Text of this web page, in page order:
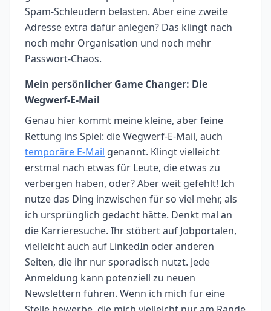
Spam-Schleudern belasten. Aber eine zweite
Adresse extra dafür anlegen? Das klingt nach
noch mehr Organisation und noch mehr
Passwort-Chaos.
Mein persönlicher Game Changer: Die
Wegwerf-E-Mail
Genau hier kommt meine kleine, aber feine
Rettung ins Spiel: die Wegwerf-E-Mail, auch
temporäre E-Mail genannt. Klingt vielleicht
erstmal nach etwas für Leute, die etwas zu
verbergen haben, oder? Aber weit gefehlt! Ich
nutze das Ding inzwischen für so viel mehr, als
ich ursprünglich gedacht hätte. Denkt mal an
die Karrieresuche. Ihr stöbert auf Jobportalen,
vielleicht auch auf LinkedIn oder anderen
Seiten, die ihr nur sporadisch nutzt. Jede
Anmeldung kann potenziell zu neuen
Newslettern führen. Wenn ich mich für eine